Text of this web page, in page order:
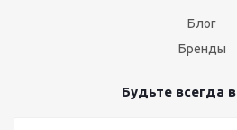
Блог
Бренды
Будьте всегда